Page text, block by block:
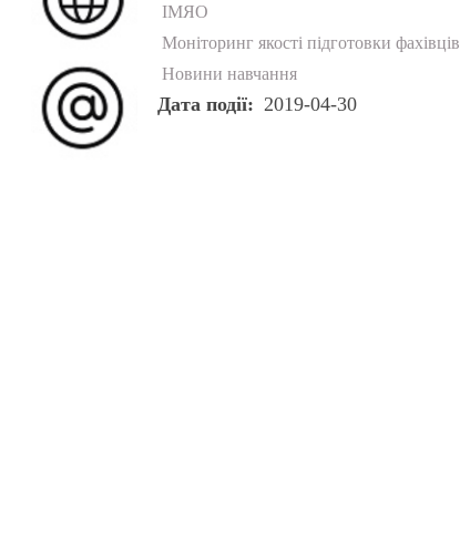
ІМЯО
Моніторинг якості підготовки фахівців
Новини навчання
Дата події 2019-04-30